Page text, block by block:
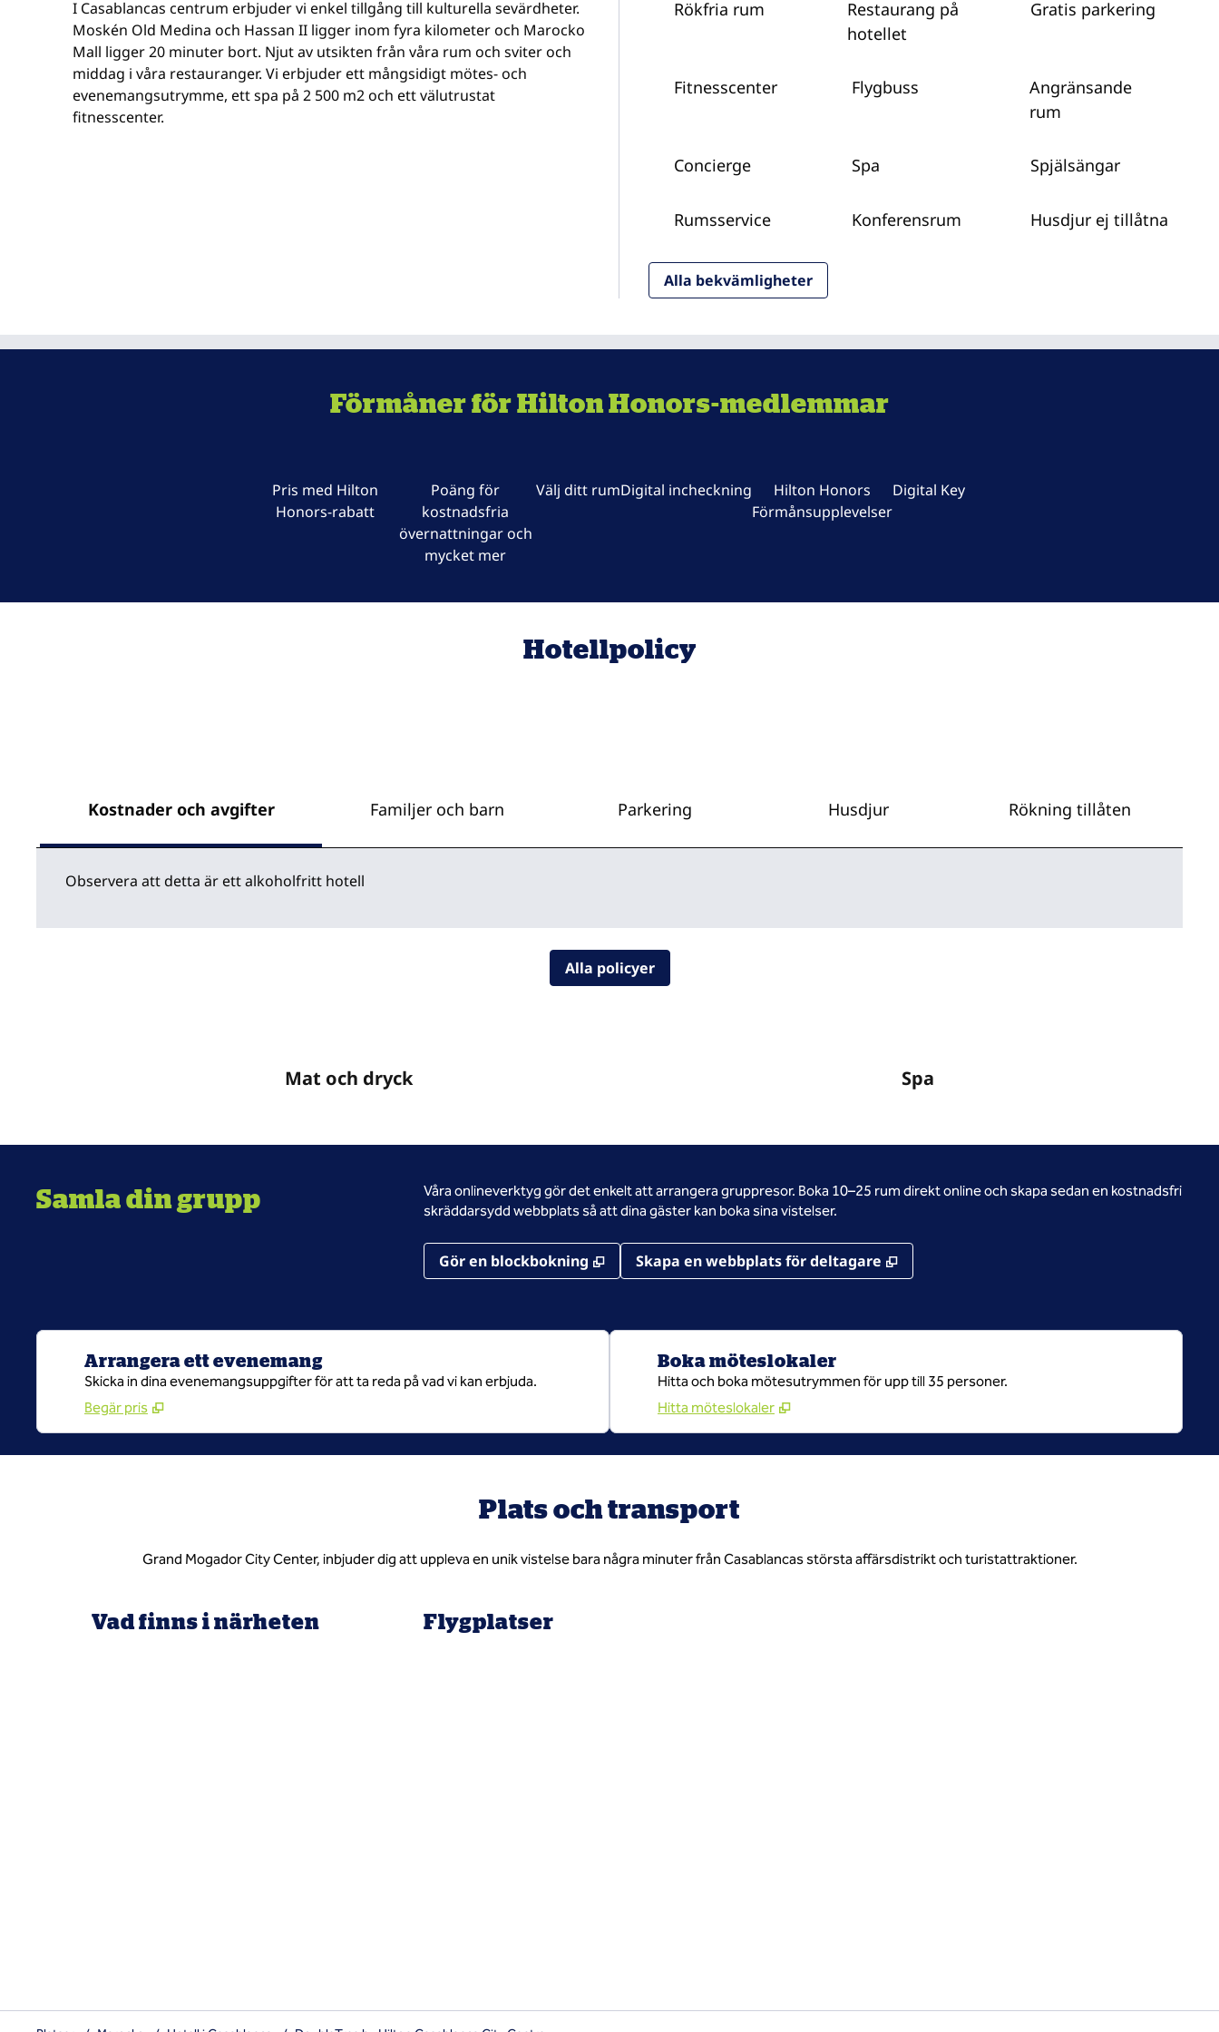
I Casablancas centrum erbjuder vi enkel tillgång till kulturella sevärdheter.
Moskén Old Medina och Hassan II ligger inom fyra kilometer och Marocko
Mall ligger 20 minuter bort. Njut av utsikten från våra rum och sviter och
middag i våra restauranger. Vi erbjuder ett mångsidigt mötes- och
evenemangsutrymme, ett spa på 2 500 m2 och ett välutrustat
fitnesscenter.
Rökfria rum
Restaurang på
hotellet
Gratis parkering
Fitnesscenter Flygbuss
Angränsande
rum
Concierge Spa Spjälsängar
Rumsservice Konferensrum Husdjur ej tillåtna
Alla bekvämligheter
Förmåner för Hilton Honors-medlemmar
Pris med Hilton
Honors-rabatt
Poäng för
kostnadsfria
övernattningar och
mycket mer
Välj ditt rumDigital incheckning
Hilton Honors
Förmånsupplevelser
Digital Key
Hotellpolicy
Kostnader och avgifter Familjer och barn Parkering Husdjur Rökning tillåten
Observera att detta är ett alkoholfritt hotell
Alla policyer
Mat och dryck Spa
Samla din grupp
Våra onlineverktyg gör det enkelt att arrangera gruppresor. Boka 10–25 rum direkt online och skapa sedan en kostnadsfri
skräddarsydd webbplats så att dina gäster kan boka sina vistelser.
Gör en blockbokning , Öppnas i ny flik
Skapa en webbplats för deltagare ,
Arrangera ett evenemang
Skicka in dina evenemangsuppgifter för att ta reda på vad vi kan erbjuda.
Begär pris
Boka möteslokaler
Hitta och boka mötesutrymmen för upp till 35 personer.
Hitta möteslokaler
Plats och transport
Grand Mogador City Center, inbjuder dig att uppleva en unik vistelse bara några minuter från Casablancas största affärsdistrikt och turistattraktioner.
Vad finns i närheten Flygplatser